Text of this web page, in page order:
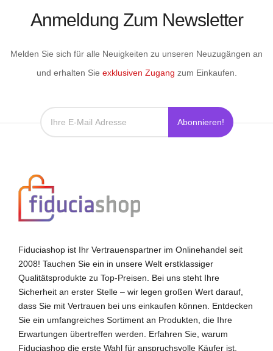
Anmeldung Zum Newsletter
Melden Sie sich für alle Neuigkeiten zu unseren Neuzugängen an
und erhalten Sie exklusiven Zugang zum Einkaufen.
Abonnieren!
Fiduciashop ist Ihr Vertrauenspartner im Onlinehandel seit
2008! Tauchen Sie ein in unsere Welt erstklassiger
Qualitätsprodukte zu Top-Preisen. Bei uns steht Ihre
Sicherheit an erster Stelle – wir legen großen Wert darauf,
dass Sie mit Vertrauen bei uns einkaufen können. Entdecken
Sie ein umfangreiches Sortiment an Produkten, die Ihre
Erwartungen übertreffen werden. Erfahren Sie, warum
Fiduciashop die erste Wahl für anspruchsvolle Käufer ist.